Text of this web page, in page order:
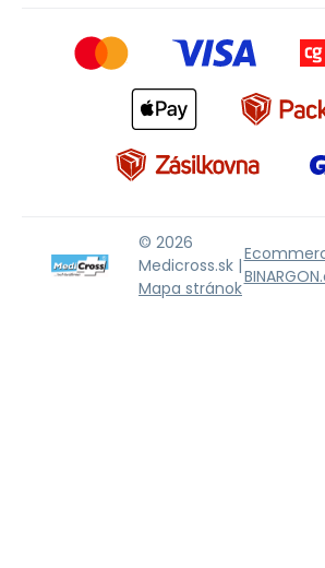
© 2026
Medicross.sk |
Mapa stránok